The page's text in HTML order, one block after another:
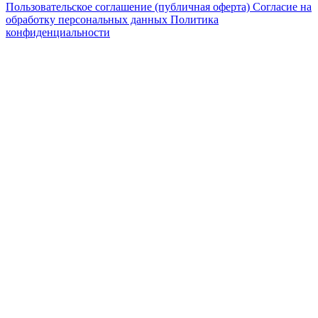
Пользовательское соглашение (публичная оферта) Согласие на
обработку персональных данных Политика
конфиденциальности